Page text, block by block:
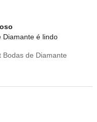
Diamante é lindo
Bodas de Diamante